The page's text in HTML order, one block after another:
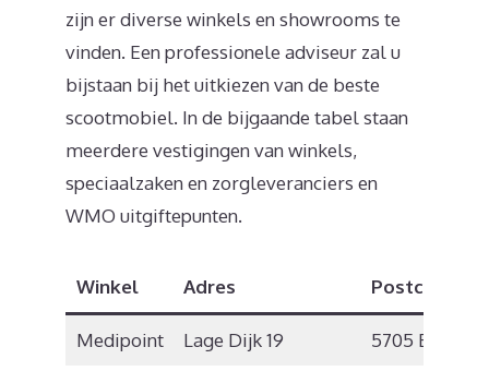
zijn er diverse winkels en showrooms te
vinden. Een professionele adviseur zal u
bijstaan bij het uitkiezen van de beste
scootmobiel. In de bijgaande tabel staan
meerdere vestigingen van winkels,
speciaalzaken en zorgleveranciers en
WMO uitgiftepunten.
Winkel Adres Postcode
Medipoint Lage Dijk 19 5705 BX